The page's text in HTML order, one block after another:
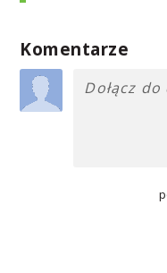
Komentarze